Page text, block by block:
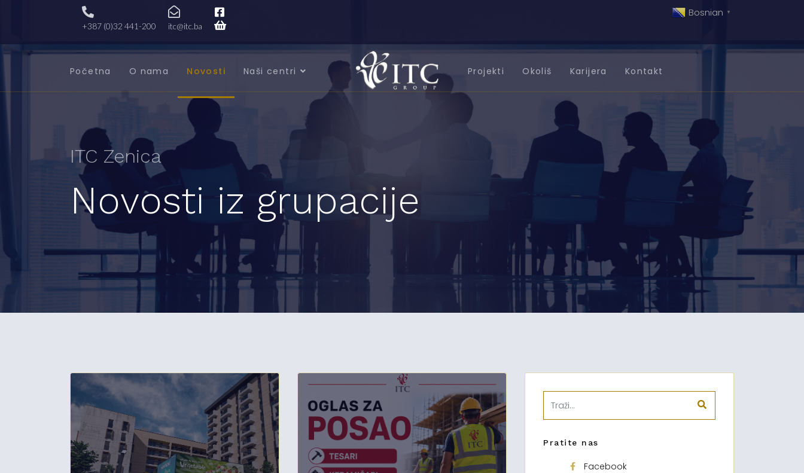
+387 (0)32 441-200 itc@itc.ba
Bosnian ▼
Početna O nama Novosti Naši centri Projekti Okoliš Karijera Kontakt
ITC Zenica
Novosti iz grupacije
Pratite nas
Facebook